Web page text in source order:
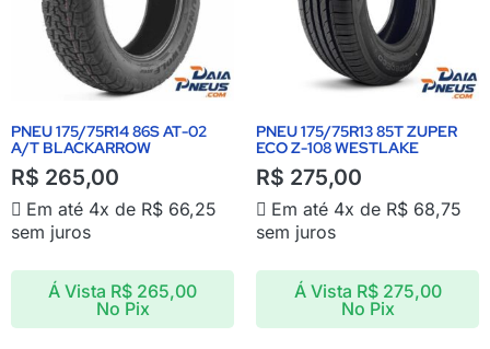
PNEU 175/75R14 86S AT-02
A/T BLACKARROW
R$ 265,00
Em até 4x de R$ 66,25
sem juros
Á Vista R$ 265,00
No Pix
PNEU 175/75R13 85T ZUPER
ECO Z-108 WESTLAKE
R$ 275,00
Em até 4x de R$ 68,75
sem juros
Á Vista R$275,00
No Pix